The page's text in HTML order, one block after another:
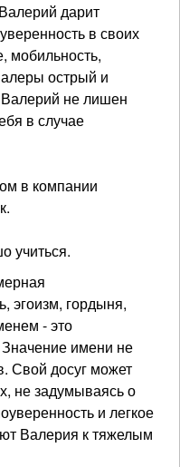
дарит
в своих
мобильность,
острый и
не лишен
в случае
в компании
учиться.
эгоизм, гордыня,
- это
имени не
Свой досуг может
не задумываясь о
и легкое
Валерия к тяжелым